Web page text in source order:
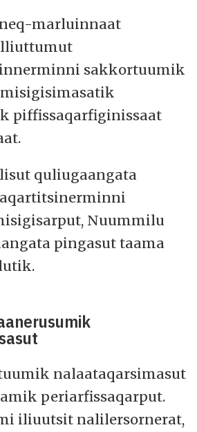
marluinnaat
sakkortuumik
piffissaqarfiginissaat
quliugaangata
Nuummilu
pingasut taama
nalaataqarsimasut
periarfissaqarput.
iliuutsit nalilersornerat,